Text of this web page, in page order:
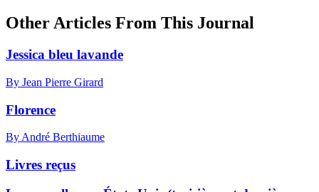
Other Articles From This Journal
Jessica bleu lavande
By Jean Pierre Girard
Florence
By André Berthiaume
Livres reçus